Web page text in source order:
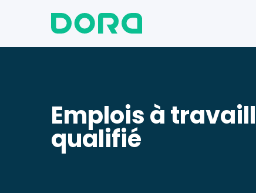
Emplois à
qualifié